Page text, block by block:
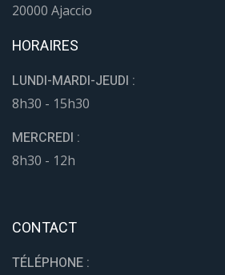
20000 Ajaccio
HORAIRES
LUNDI-MARDI-JEUDI :
8h30 - 15h30
MERCREDI :
8h30 - 12h
CONTACT
TÉLÉPHONE :